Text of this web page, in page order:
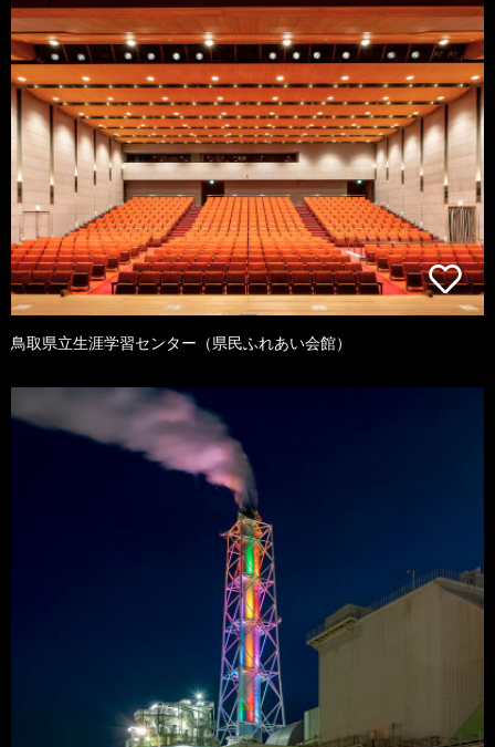
鳥取県立生涯学習センター（県民ふれあい会館）